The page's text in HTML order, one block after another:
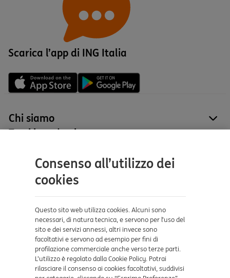
Scarica l’app di ING Italia
Chi siamo
Tutti i prodotti
Aiuto e supporto
Dove ci trovi
Certificazioni
Consenso all’utilizzo dei
cookies
Questo sito web utilizza cookies. Alcuni sono
necessari, di natura tecnica, e servono per l’uso del
sito e dei servizi annessi, altri invece sono
facoltativi e servono ad esempio per fini di
profilazione commerciale anche verso terze parti.
L’utilizzo è regolato dalla Cookie Policy. Potrai
rilasciare il consenso ai cookies facoltativi, suddivisi